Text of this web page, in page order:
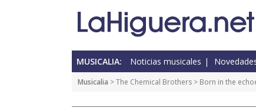
MUSICALIA: Noticias musicales
Musicalia >The Chemical Brothers > Born in the